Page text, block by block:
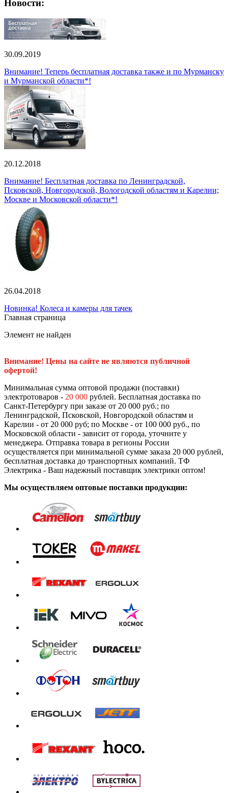
Новости:
30.09.2019
Внимание! Теперь бесплатная доставка также и по Мурманску
и Мурманской области*!
20.12.2018
Внимание! Бесплатная доставка по Ленинградской,
Псковской, Новгородской, Вологодской областям и Карелии;
Москве и Московской области*!
26.04.2018
Новинка! Колеса и камеры для тачек
Главная страница
Элемент не найден
Внимание! Цены на сайте не являются публичной
офертой!
Минимальная сумма оптовой продажи (поставки)
электротоваров - 20 000 рублей. Бесплатная доставка по
Санкт-Петербургу при заказе от 20 000 руб.; по
Ленинградской, Псковской, Новгородской областям и
Карелии - от 20 000 руб; по Москве - от 100 000 руб., по
Московской области - зависит от города, уточните у
менеджера. Отправка товара в регионы России
осуществляется при минимальной сумме заказа 20 000 рублей,
бесплатная доставка до транспортных компаний. ТФ
Электрика - Ваш надежный поставщик электрики оптом!
Мы осуществляем оптовые поставки продукции: